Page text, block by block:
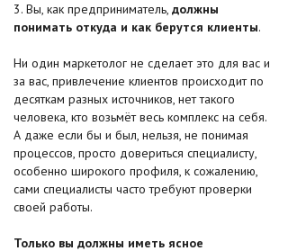
3. Вы, как предприниматель, должны
понимать откуда и как берутся клиенты.
Ни один маркетолог не сделает это для вас и
за вас, привлечение клиентов происходит по
десяткам разных источников, нет такого
человека, кто возьмёт весь комплекс на себя.
А даже если бы и был, нельзя, не понимая
процессов, просто довериться специалисту,
особенно широкого профиля, к сожалению,
сами специалисты часто требуют проверки
своей работы.
Только вы должны иметь ясное